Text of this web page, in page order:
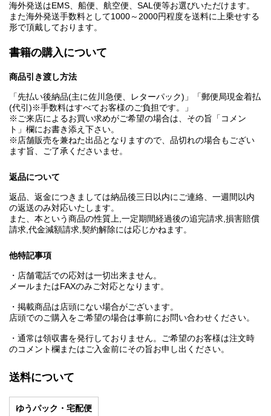
海外発送はEMS、船便、航空便、SAL便等お選びいただけます。
また海外発送手数料として1000～2000円程度を送料に上乗せする
形で頂戴しております。
書籍の購入について
商品引き渡し方法
「先払い後納品(主に佐川急便、レターパック)」「郵便局現金着払
(代引)※手数料はすべてお客様のご負担です。」
※ご来店によるお買い求めがご希望の場合は、その旨「コメン
ト」欄にお書き添え下さい。
※店舗販売を兼ねた出品となりますので、品切れの場合もござい
ます旨、ご了承くださいませ。
返品について
返品、返金につきましては納品後三日以内にご連絡、一週間以内
の返送のみ対応いたします。
また、本という商品の性質上,一定期間経過後の追完請求,損害賠償
請求,代金減額請求,契約解除には応じかねます。
他特記事項
・店舗電話での応対は一切出来ません。
メールまたはFAXのみご対応となります。
・掲載商品は店頭にない場合がございます。
店頭でのご購入をご希望の場合は事前にお問い合わせください。
・通常は領収書を発行しておりません。ご希望のお客様は注文時
のコメント欄またはご入金前にその旨お申し出ください。
送料について
ゆうパック・宅配便